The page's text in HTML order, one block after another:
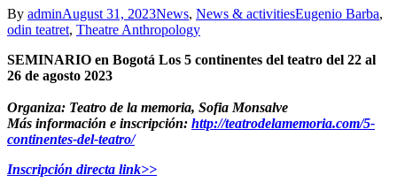
By adminAugust 31, 2023News, News & activitiesEugenio Barba,
odin teatret, Theatre Anthropology
SEMINARIO en Bogotá Los 5 continentes del teatro del 22 al
26 de agosto 2023
Organiza: Teatro de la memoria, Sofia Monsalve
Más información e inscripción: http://teatrodelamemoria.com/5-
continentes-del-teatro/
Inscripción directa link>>